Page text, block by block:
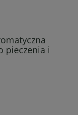
pieczenia i